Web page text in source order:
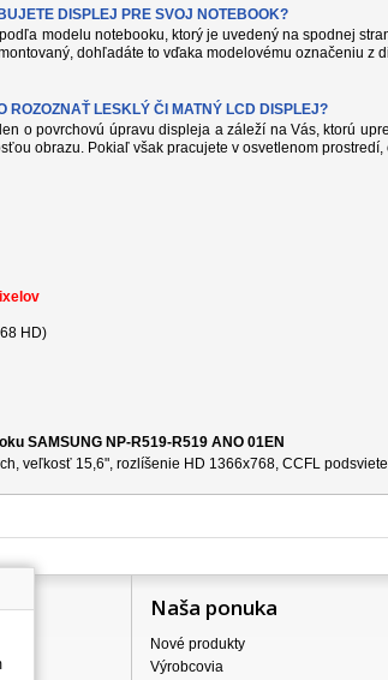
DISPLEJ PRE SVOJ NOTEBOOK?
modelu notebooku, ktorý je uvedený na spodnej
dohľadáte to vďaka modelovému označeniu z
ROZOZNAŤ LESKLÝ ČI MATNÝ LCD DISPLEJ?
len o povrchovú úpravu displeja a záleží na Vás, ktorú
obrazu. Pokiaľ však pracujete v osvetlenom
HD)
SAMSUNG NP-R519-R519 ANO 01EN
veľkosť 15,6", rozlíšenie HD 1366x768, CCFL
Naša ponuka
Nové produkty
Výrobcovia